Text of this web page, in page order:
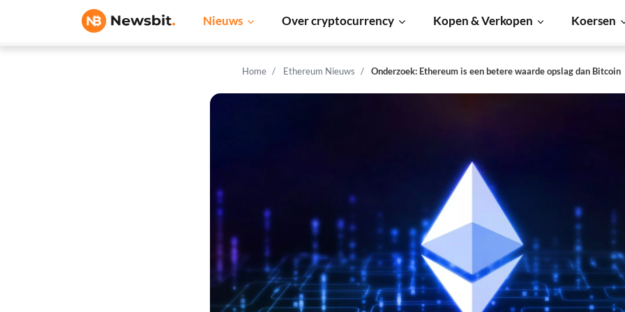
Nieuws Over cryptocurrency Kopen & Verkopen Koersen
Home Ethereum Nieuws Onderzoek: Ethereum is een betere waarde opslag dan Bitcoin